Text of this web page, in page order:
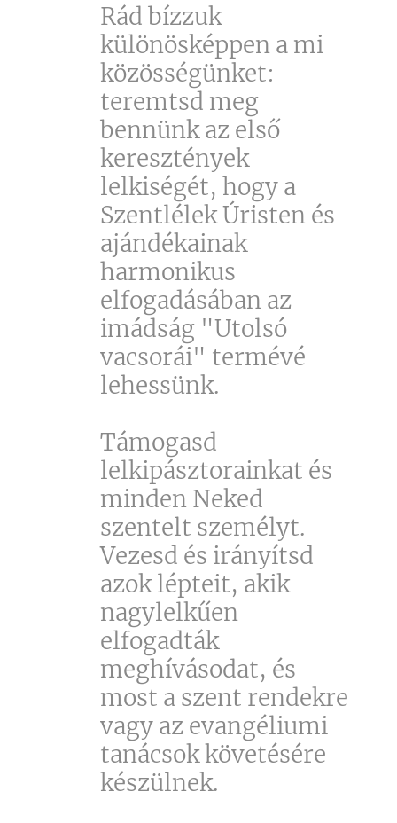
Rád bízzuk
különösképpen a mi
közösségünket:
teremtsd meg
bennünk az első
keresztények
lelkiségét, hogy a
Szentlélek Úristen és
ajándékainak
harmonikus
elfogadásában az
imádság "Utolsó
vacsorái" termévé
lehessünk.
Támogasd
lelkipásztorainkat és
minden Neked
szentelt személyt.
Vezesd és irányítsd
azok lépteit, akik
nagylelkűen
elfogadták
meghívásodat, és
most a szent rendekre
vagy az evangéliumi
tanácsok követésére
készülnek.